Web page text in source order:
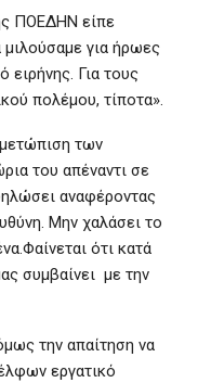
ΠΟΕΔΗΝ είπε
μιλούσαμε για ήρωες
ειρήνης. Για τους
πολέμου, τίποτα».
των
του απέναντι σε
αναφέροντας
Μην χαλάσει το
ότι κατά
συμβαίνει με την
την απαίτηση να
εργατικό